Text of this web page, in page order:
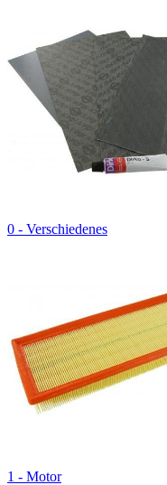
0 - Verschiedenes
1 - Motor